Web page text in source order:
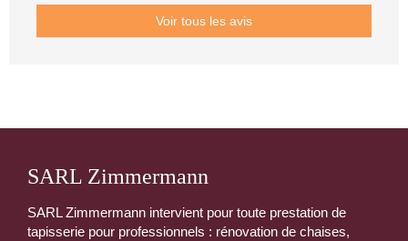
Voir tous les avis
SARL Zimmermann
SARL Zimmermann intervient pour toute prestation de
tapisserie pour professionnels : rénovation de chaises,